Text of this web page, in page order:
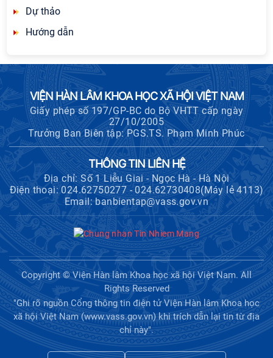
Dự thảo
Hướng dẫn
VIỆN HÀN LÂM KHOA HỌC XÃ HỘI VIỆT NAM
Giấy phép số 197/GP-BC do Bộ VHTT cấp ngày
27/10/2005
Trưởng Ban Biên tập: PGS.TS. Phạm Minh Phúc
THÔNG TIN LIÊN HỆ
Địa chỉ: Số 1 Liễu Giai - Ngọc Hà - Hà Nội
Điện thoại: 024.62750277 - 024.62730408(Máy lẻ 4113)
Email: banbientap@vass.gov.vn
Copyright © Viện Hàn lâm Khoa học xã hội Việt Nam. All
Rights Reserved
"Ghi rõ nguồn Cổng thông tin điện tử Viện Hàn lâm Khoa học
xã hội Việt Nam (www.vass.gov.vn) khi trích dẫn lại tin từ địa
chỉ này".